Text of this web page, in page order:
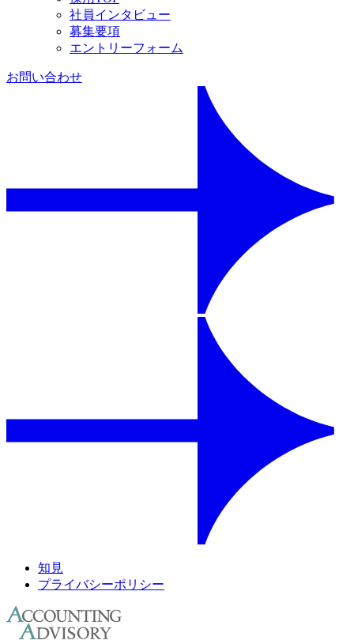
社員インタビュー
募集要項
エントリーフォーム
お問い合わせ
知見
プライバシーポリシー